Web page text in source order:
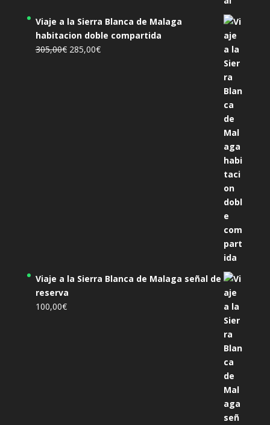
Viaje a la Sierra Blanca de Malaga
habitacion doble compartida
305,00€ El
285,00€El
Viaje a la Sierra Blanca de Malaga señal de
reserva
100,00€